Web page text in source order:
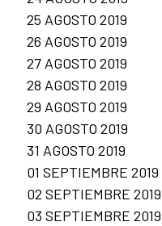
25 AGOSTO 2019
26 AGOSTO 2019
27 AGOSTO 2019
28 AGOSTO 2019
29 AGOSTO 2019
30 AGOSTO 2019
31 AGOSTO 2019
01 SEPTIEMBRE 2019
02 SEPTIEMBRE 2019
03 SEPTIEMBRE 2019